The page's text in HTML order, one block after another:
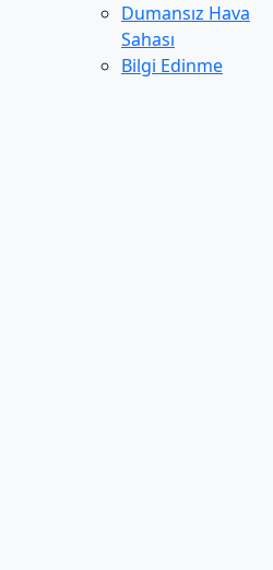
Dumansız Hava
Sahası
Bilgi Edinme